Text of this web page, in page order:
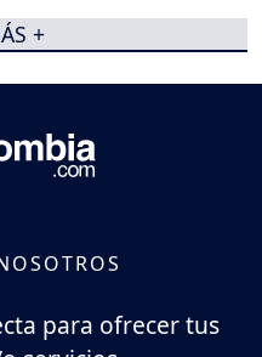
+
para ofrecer tus